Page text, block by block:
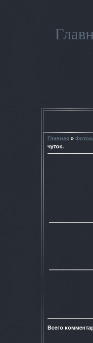
Главная »
чуток.
Всего